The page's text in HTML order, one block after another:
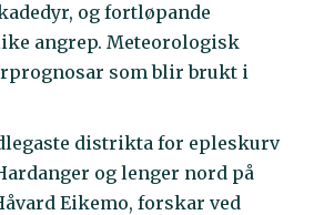
og fortløpande
angrep. Meteorologisk
som blir brukt i
distrikta for epleskurv
og lenger nord på
Eikemo, forskar ved